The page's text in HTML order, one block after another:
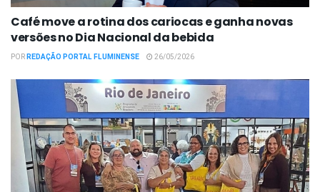
Café move a rotina dos cariocas e ganha novas
versões no Dia Nacional da bebida
PORREDAÇÃO PORTAL FLUMINENSE 26/05/2026